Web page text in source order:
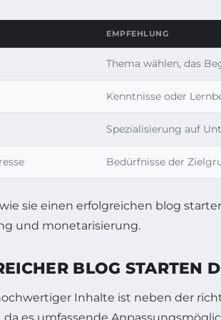
EMPFEHLUNG
Thema wählen, das
Kenntnisse oder
Spezialisierung auf
Bedürfnisse der
BLOG STARTEN
Inhalte ist neben der